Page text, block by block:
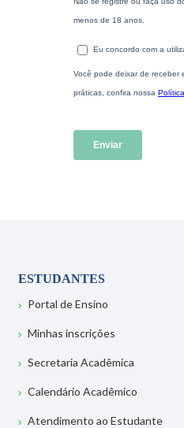
ESTUDANTES
Portal de Ensino
Minhas inscrições
Secretaria Acadêmica
Calendário Acadêmico
Atendimento ao Estudante